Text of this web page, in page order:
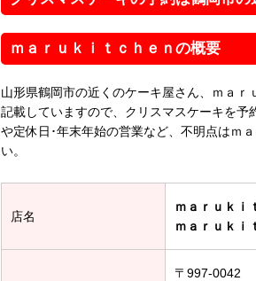
ｍａｒｕｋｉｔｃｈｅｎの概要
山形県鶴岡市の近くのケーキ屋さん、ｍａ
記載していますので、クリスマスケーキを
や定休日･年末年始の営業など、不明点はｍ
い。
店名
ｍａｒｕｋｉ
ｍａｒｕｋｉ
〒997-0042